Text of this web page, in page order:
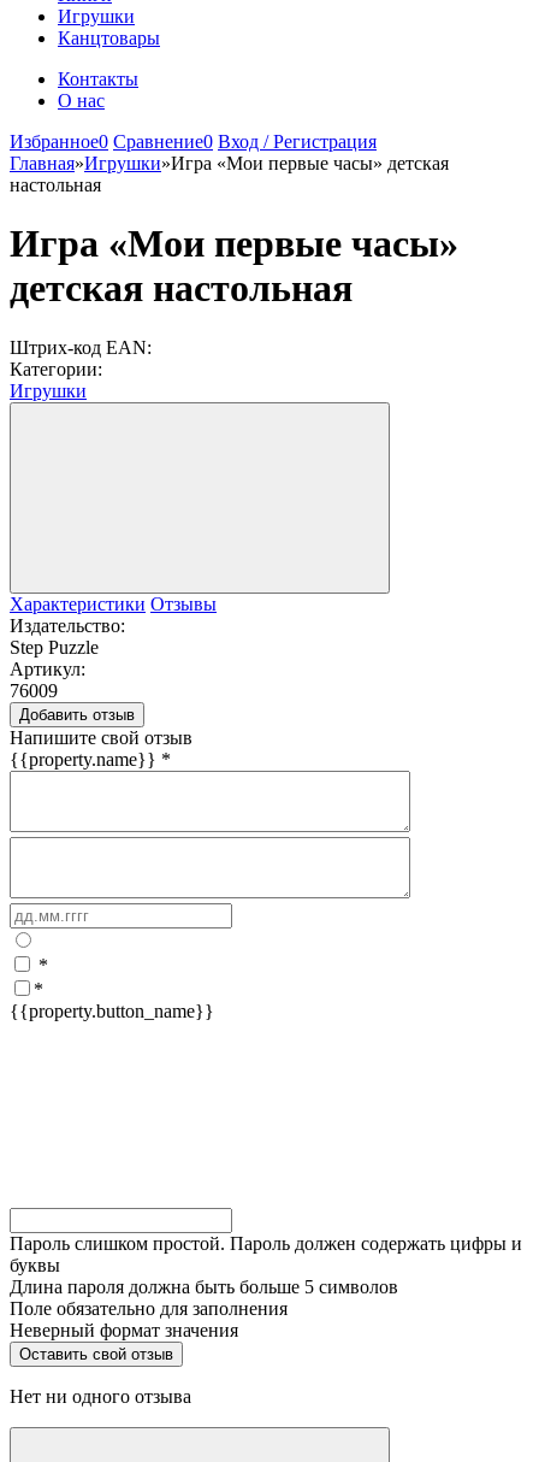
Игрушки
Канцтовары
Контакты
О нас
Избранное0 Сравнение0 Вход / Регистрация
Главная»Игрушки»Игра «Мои первые часы» детская
настольная
Игра «Мои первые часы»
детская настольная
Штрих-код EAN:
Категории:
Игрушки
Характеристики Отзывы
Издательство:
Step Puzzle
Артикул:
76009
Добавить отзыв
Напишите свой отзыв
{{property.name}} *
*
*
{{property.button_name}}
Пароль слишком простой. Пароль должен содержать цифры и
буквы
Длина пароля должна быть больше 5 символов
Поле обязательно для заполнения
Неверный формат значения
Нет ни одного отзыва